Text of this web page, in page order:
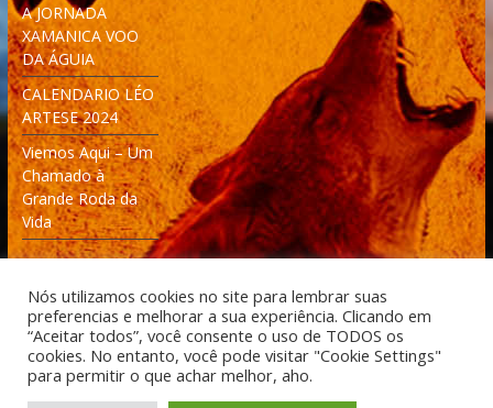
A JORNADA
XAMANICA VOO
DA ÁGUIA
CALENDARIO LÉO
ARTESE 2024
Viemos Aqui – Um
Chamado à
Grande Roda da
Vida
Desenvolvido: Moleculas4D - Engenharia Espacial e
Tecnologia [moleculas4d.com.br]
Nós utilizamos cookies no site para lembrar suas
preferencias e melhorar a sua experiência. Clicando em
“Aceitar todos”, você consente o uso de TODOS os
cookies. No entanto, você pode visitar "Cookie Settings"
para permitir o que achar melhor, aho.